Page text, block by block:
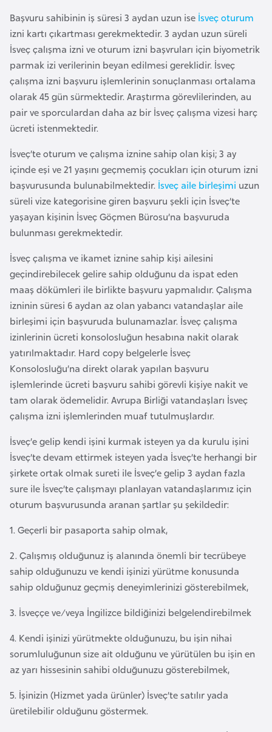
Başvuru sahibinin iş süresi 3 aydan uzun ise İsveç oturum
izni kartı çıkartması gerekmektedir. 3 aydan uzun süreli
İsveç çalışma izni ve oturum izni başvruları için biyometrik
parmak izi verilerinin beyan edilmesi gereklidir. İsveç
çalışma izni başvuru işlemlerinin sonuçlanması ortalama
olarak 45 gün sürmektedir. Araştırma görevlilerinden, au
pair ve sporculardan daha az bir İsveç çalışma vizesi harç
ücreti istenmektedir.
İsveç’te oturum ve çalışma iznine sahip olan kişi; 3 ay
içinde eşi ve 21 yaşını geçmemiş çocukları için oturum izni
başvurusunda bulunabilmektedir. İsveç aile birleşimi uzun
süreli vize kategorisine giren başvuru şekli için İsveç’te
yaşayan kişinin İsveç Göçmen Bürosu’na başvuruda
bulunması gerekmektedir.
İsveç çalışma ve ikamet iznine sahip kişi ailesini
geçindirebilecek gelire sahip olduğunu da ispat eden
maaş dökümleri ile birlikte başvuru yapmalıdır. Çalışma
izninin süresi 6 aydan az olan yabancı vatandaşlar aile
birleşimi için başvuruda bulunamazlar. İsveç çalışma
izinlerinin ücreti konsolosluğun hesabına nakit olarak
yatırılmaktadır. Hard copy belgelerle İsveç
Konsolosluğu’na direkt olarak yapılan başvuru
işlemlerinde ücreti başvuru sahibi görevli kişiye nakit ve
tam olarak ödemelidir. Avrupa Birliği vatandaşları İsveç
çalışma izni işlemlerinden muaf tutulmuşlardır.
İsveç’e gelip kendi işini kurmak isteyen ya da kurulu işini
İsveç’te devam ettirmek isteyen yada İsveç’te herhangi bir
şirkete ortak olmak sureti ile İsveç’e gelip 3 aydan fazla
sure ile İsveç’te çalışmayı planlayan vatandaşlarımız için
oturum başvurusunda aranan şartlar şu şekildedir:
1. Geçerli bir pasaporta sahip olmak,
2. Çalışmış olduğunuz iş alanında önemli bir tecrübeye
sahip olduğunuzu ve kendi işinizi yürütme konusunda
sahip olduğunuz geçmiş deneyimlerinizi gösterebilmek,
3. İsveççe ve/veya İngilizce bildiğinizi belgelendirebilmek
4. Kendi işinizi yürütmekte olduğunuzu, bu işin nihai
sorumluluğunun size ait olduğunu ve yürütülen bu işin en
az yarı hissesinin sahibi olduğunuzu gösterebilmek,
5. İşinizin (Hizmet yada ürünler) İsveç’te satılır yada
üretilebilir olduğunu göstermek.
b
a
y
c
a
n
B
a
h
r
e
y
n
B
a
n
g
a
d
e
ş
e
l
a
r
u
B
e
l
ç
i
k
a
B
e